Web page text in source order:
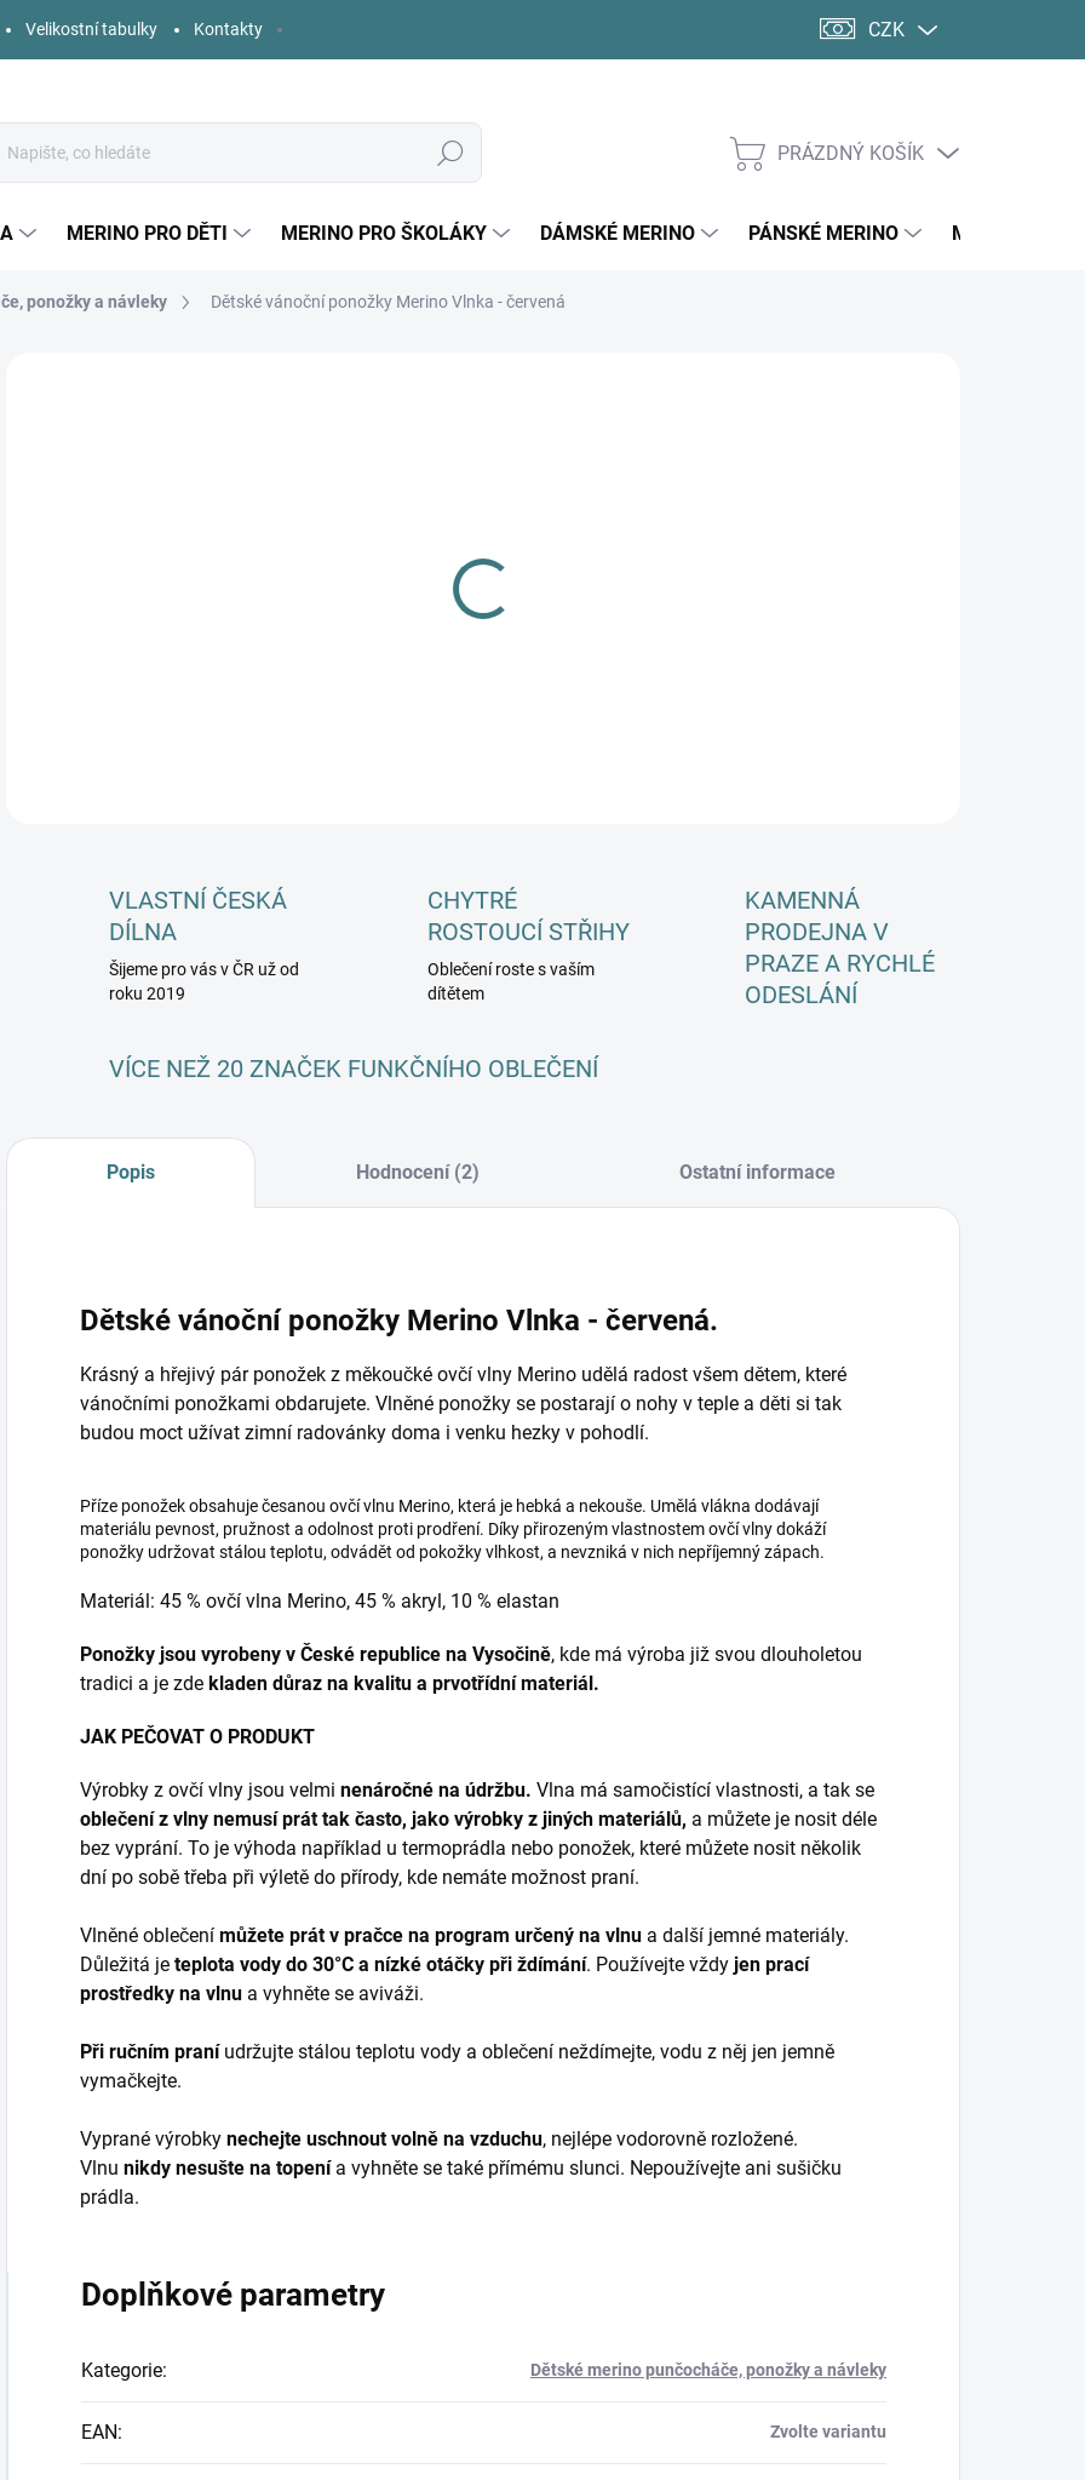
Velikostní tabulky Kontakty CZK
Hledat
NÁKUPNÍ
PRÁZDNÝ KOŠÍK
MERINO PRO DĚTI MERINO PRO ŠKOLÁKY DÁMSKÉ MERINO PÁNSKÉ MERINO MERINO
ponožky a návleky Dětské vánoční ponožky Merino Vlnka - červená
VLASTNÍ ČESKÁ
DÍLNA
Šijeme pro vás v ČR už od
roku 2019
CHYTRÉ
ROSTOUCÍ STŘIHY
Oblečení roste s vaším
dítětem
KAMENNÁ
PRODEJNA V
PRAZE A RYCHLÉ
ODESLÁNÍ
VÍCE NEŽ 20 ZNAČEK FUNKČNÍHO OBLEČENÍ
Popis Hodnocení (2) Ostatní informace
Dětské vánoční ponožky Merino Vlnka - červená.
Krásný a hřejivý pár ponožek z měkoučké ovčí vlny Merino udělá radost všem dětem, které
vánočními ponožkami obdarujete. Vlněné ponožky se postarají o nohy v teple a děti si tak
budou moct užívat zimní radovánky doma i venku hezky v pohodlí.
Příze ponožek obsahuje česanou ovčí vlnu Merino, která je hebká a nekouše. Umělá vlákna dodávají
materiálu pevnost, pružnost a odolnost proti prodření. Díky přirozeným vlastnostem ovčí vlny dokáží
ponožky udržovat stálou teplotu, odvádět od pokožky vlhkost, a nevzniká v nich nepříjemný zápach.
Materiál: 45 % ovčí vlna Merino, 45 % akryl, 10 % elastan
Ponožky jsou vyrobeny v České republice na Vysočině, kde má výroba již svou dlouholetou
tradici a je zde kladen důraz na kvalitu a prvotřídní materiál.
JAK PEČOVAT O PRODUKT
Výrobky z ovčí vlny jsou velmi nenáročné na údržbu. Vlna má samočistící vlastnosti, a tak se
oblečení z vlny nemusí prát tak často, jako výrobky z jiných materiálů, a můžete je nosit déle
bez vyprání. To je výhoda například u termoprádla nebo ponožek, které můžete nosit několik
dní po sobě třeba při výletě do přírody, kde nemáte možnost praní.
Vlněné oblečení můžete prát v pračce na program určený na vlnu a další jemné materiály.
Důležitá je teplota vody do 30°C a nízké otáčky při ždímání. Používejte vždy jen prací
prostředky na vlnu a vyhněte se aviváži.
Při ručním praní udržujte stálou teplotu vody a oblečení neždímejte, vodu z něj jen jemně
vymačkejte.
Vyprané výrobky nechejte uschnout volně na vzduchu, nejlépe vodorovně rozložené.
Vlnu nikdy nesušte na topenía vyhněte se také přímému slunci. Nepoužívejte ani sušičku
prádla.
Doplňkové parametry
Kategorie: Dětské merino punčocháče, ponožky a návleky
EAN: Zvolte variantu